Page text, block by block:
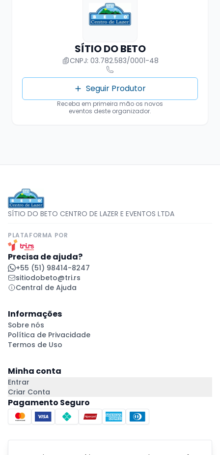
SÍTIO DO BETO
CNPJ: 03.782.583/0001-48
Seguir Produtor
Receba em primeira mão os novos
eventos deste organizador.
SÍTIO DO BETO CENTRO DE LAZER E EVENTOS LTDA
PLATAFORMA POR
Precisa de ajuda?
+55 (51) 98414-8247
sitiodobeto@tri.rs
Central de Ajuda
Informações
Sobre nós
Política de Privacidade
Termos de Uso
Minha conta
Entrar
Criar Conta
Pagamento Seguro